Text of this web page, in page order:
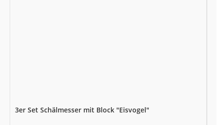
3er Set Schälmesser mit Block "Eisvogel"